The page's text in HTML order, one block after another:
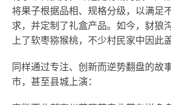
将果子根据品相、规格分级，以满足
求，并定制了礼盒产品。如今，豺狼
上了软枣猕猴桃，不少村民家中因此
同样通过专注、创新而逆势翻盘的故
市，甚至县城上演：